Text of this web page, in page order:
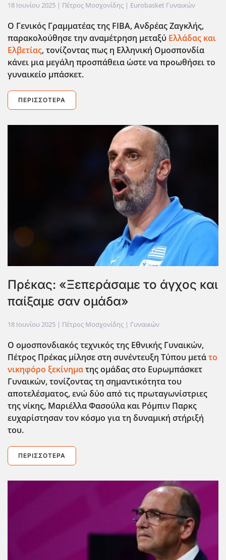
18 Ιουνίου 2025 | Πέτρος Μοσχονίδης | Eurobasket Γυναικών
Ο Γενικός Γραμματέας της FIBA, Ανδρέας Ζαγκλής,
παρακολούθησε την αναμέτρηση μεταξύ Ελλάδας και
Ελβετίας, τονίζοντας πως η Ελληνική Ομοσπονδία
κάνει μια μεγάλη προσπάθεια ώστε να προωθήσει το
γυναικείο μπάσκετ.
ΠΕΡΙΣΣΌΤΕΡΑ
Πρέκας: «Ξεπεράσαμε το άγχος και
παίξαμε σαν ομάδα»
18 Ιουνίου 2025 | Πέτρος Μοσχονίδης | Γυναικών
Ο ομοσπονδιακός τεχνικ΄ος της Εθνικής Γυναικών,
Πέτρος Πρέκας μίλησε στη συνέντευξη Τύπου μετάτο
νικηφόρο ξεκίνηματης ομάδας στο Ευρωμπάσκετ
Γυναικών, τονίζοντας τη σημαντικότητα του
αποτελέσματος, ενώ δύο από τις πρωταγωνίστριες
της νίκης, Μαριέλλα Φασούλα και Ρόμπιν Παρκς
ευχαρίστησαν τον κόσμο για τη δυναμική στήριξή
του.
ΠΕΡΙΣΣΌΤΕΡΑ